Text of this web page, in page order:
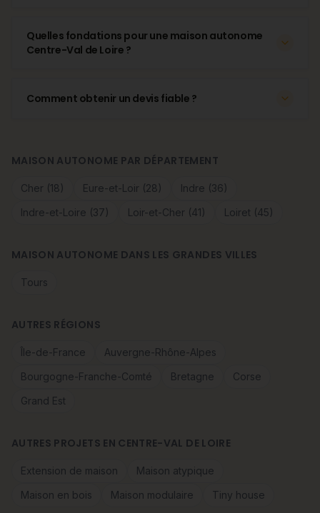
Quelles fondations pour une maison autonome
Centre-Val de Loire ?
Comment obtenir un devis fiable ?
MAISON AUTONOME PAR DÉPARTEMENT
Cher (18) Eure-et-Loir (28)
Indre (36)
Indre-et-Loire (37)
Loir-et-Cher (41) Loiret (45)
MAISON AUTONOME DANS LES GRANDES VILLES
Tours
AUTRES RÉGIONS
Île-de-France
Auvergne-Rhône-Alpes
Bourgogne-Franche-Comté
Bretagne
Corse
Grand Est
AUTRES PROJETS EN CENTRE-VAL DE LOIRE
Extension de maison
Maison atypique
Maison en bois
Maison modulaire Tiny house